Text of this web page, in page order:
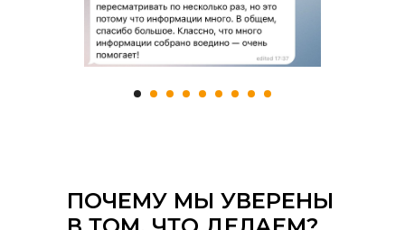
ПОЧЕМУ МЫ УВЕРЕНЫ